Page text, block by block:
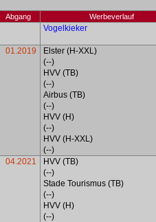
Abgang Werbeverlauf
Vogelkieker
01.2019
Elster (H-XXL)
(--)
HVV (TB)
(--)
Airbus (TB)
(--)
HVV (H)
(--)
HVV (H-XXL)
(--)
04.2021
HVV (TB)
(--)
Stade Tourismus (TB)
(--)
HVV (H)
(--)